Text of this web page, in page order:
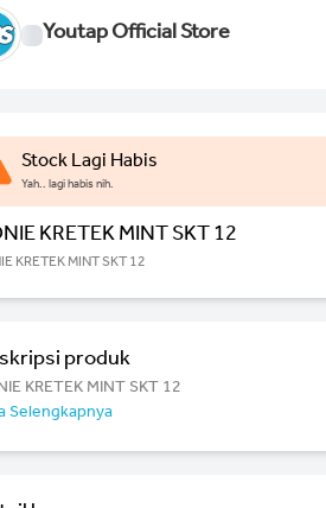
Youtap Official Store
Stock Lagi Habis
Yah.. lagi habis nih.
KRETEK MINT SKT 12
KRETEK MINT SKT 12
produk
KRETEK MINT SKT 12
Selengkapnya